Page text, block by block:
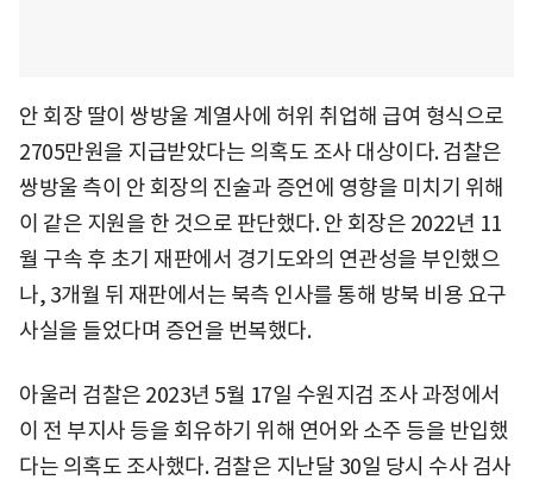
안 회장 딸이 쌍방울 계열사에 허위 취업해 급여 형식으로
2705만원을 지급받았다는 의혹도 조사 대상이다. 검찰은
쌍방울 측이 안 회장의 진술과 증언에 영향을 미치기 위해
이 같은 지원을 한 것으로 판단했다. 안 회장은 2022년 11
월 구속 후 초기 재판에서 경기도와의 연관성을 부인했으
나, 3개월 뒤 재판에서는 북측 인사를 통해 방북 비용 요구
사실을 들었다며 증언을 번복했다.
아울러 검찰은 2023년 5월 17일 수원지검 조사 과정에서
이 전 부지사 등을 회유하기 위해 연어와 소주 등을 반입했
다는 의혹도 조사했다. 검찰은 지난달 30일 당시 수사 검사